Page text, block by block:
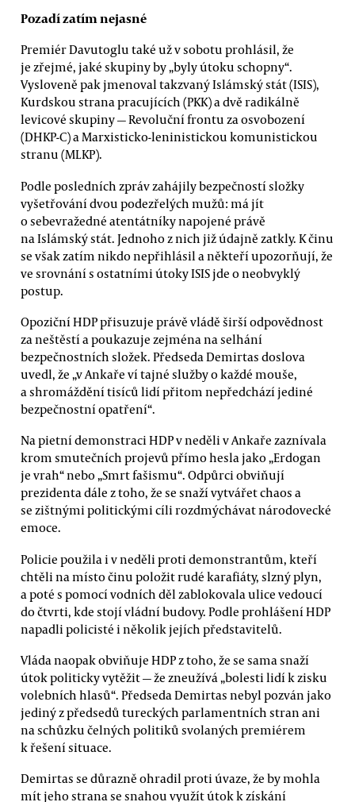
Pozadí zatím nejasné
Premiér Davutoglu také už v sobotu prohlásil, že
je zřejmé, jaké skupiny by „byly útoku schopny“.
Vysloveně pak jmenoval takzvaný Islámský stát (ISIS),
Kurdskou strana pracujících (PKK) a dvě radikálně
levicové skupiny — Revoluční frontu za osvobození
(DHKP-C) a Marxisticko-leninistickou komunistickou
stranu (MLKP).
Podle posledních zpráv zahájily bezpečností složky
vyšetřování dvou podezřelých mužů: má jít
o sebevražedné atentátníky napojené právě
na Islámský stát. Jednoho z nich již údajně zatkly. K činu
se však zatím nikdo nepřihlásil a někteří upozorňují, že
ve srovnání s ostatními útoky ISIS jde o neobvyklý
postup.
Opoziční HDP přisuzuje právě vládě širší odpovědnost
za neštěstí a poukazuje zejména na selhání
bezpečnostních složek. Předseda Demirtas doslova
uvedl, že „v Ankaře ví tajné služby o každé mouše,
a shromáždění tisíců lidí přitom nepředchází jediné
bezpečnostní opatření“.
Na pietní demonstraci HDP v neděli v Ankaře zaznívala
krom smutečních projevů přímo hesla jako „Erdogan
je vrah“ nebo „Smrt fašismu“. Odpůrci obviňují
prezidenta dále z toho, že se snaží vytvářet chaos a
se zištnými politickými cíli rozdmýchávat národovecké
emoce.
Policie použila i v neděli proti demonstrantům, kteří
chtěli na místo činu položit rudé karafiáty, slzný plyn,
a poté s pomocí vodních děl zablokovala ulice vedoucí
do čtvrti, kde stojí vládní budovy. Podle prohlášení HDP
napadli policisté i několik jejích představitelů.
Vláda naopak obviňuje HDP z toho, že se sama snaží
útok politicky vytěžit — že zneužívá „bolesti lidí k zisku
volebních hlasů“. Předseda Demirtas nebyl pozván jako
jediný z předsedů tureckých parlamentních stran ani
na schůzku čelných politiků svolaných premiérem
k řešení situace.
Demirtas se důrazně ohradil proti úvaze, že by mohla
mít jeho strana se snahou využít útok k získání